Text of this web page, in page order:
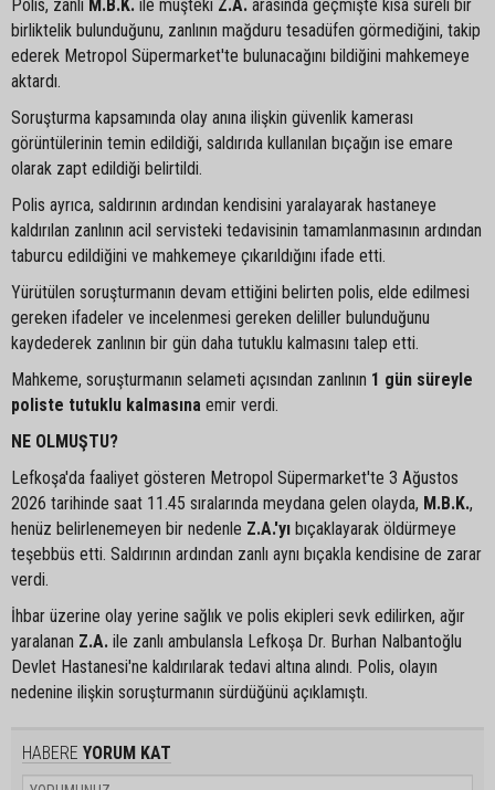
Polis, zanlı M.B.K. ile müşteki Z.A. arasında geçmişte kısa süreli bir
birliktelik bulunduğunu, zanlının mağduru tesadüfen görmediğini, takip
ederek Metropol Süpermarket'te bulunacağını bildiğini mahkemeye
aktardı.
Soruşturma kapsamında olay anına ilişkin güvenlik kamerası
görüntülerinin temin edildiği, saldırıda kullanılan bıçağın ise emare
olarak zapt edildiği belirtildi.
Polis ayrıca, saldırının ardından kendisini yaralayarak hastaneye
kaldırılan zanlının acil servisteki tedavisinin tamamlanmasının ardından
taburcu edildiğini ve mahkemeye çıkarıldığını ifade etti.
Yürütülen soruşturmanın devam ettiğini belirten polis, elde edilmesi
gereken ifadeler ve incelenmesi gereken deliller bulunduğunu
kaydederek zanlının bir gün daha tutuklu kalmasını talep etti.
Mahkeme, soruşturmanın selameti açısından zanlının 1 gün süreyle
poliste tutuklu kalmasına emir verdi.
NE OLMUŞTU?
Lefkoşa'da faaliyet gösteren Metropol Süpermarket'te 3 Ağustos
2026 tarihinde saat 11.45 sıralarında meydana gelen olayda, M.B.K.,
henüz belirlenemeyen bir nedenle Z.A.'yı bıçaklayarak öldürmeye
teşebbüs etti. Saldırının ardından zanlı aynı bıçakla kendisine de zarar
verdi.
İhbar üzerine olay yerine sağlık ve polis ekipleri sevk edilirken, ağır
yaralanan Z.A. ile zanlı ambulansla Lefkoşa Dr. Burhan Nalbantoğlu
Devlet Hastanesi'ne kaldırılarak tedavi altına alındı. Polis, olayın
nedenine ilişkin soruşturmanın sürdüğünü açıklamıştı.
HABERE YORUM KAT